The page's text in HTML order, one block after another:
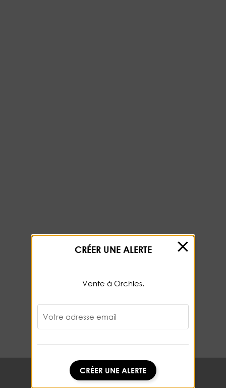
CRÉER UNE ALERTE
CRÉER UNE ALERTE
Vente à Orchies.
Votre adresse email
CRÉER UNE ALERTE